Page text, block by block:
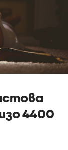
4400